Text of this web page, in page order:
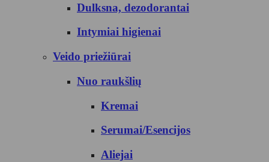
Dulksna, dezodorantai
Intymiai higienai
Veido priežiūrai
Nuo raukšlių
Kremai
Serumai/Esencijos
Aliejai